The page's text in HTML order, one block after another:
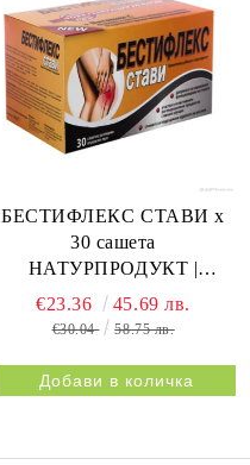
БЕСТИФЛЕКС СТАВИ х
30 сашета
НАТУРПРОДУКТ |
BESTIFLEX JOINTS 30s
NATURPRODUKT
€23.36 45.69 лв.
€30.04 58.75 лв.